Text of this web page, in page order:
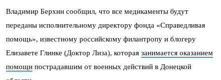
Владимир Берхин сообщил, что все медикаменты будут
переданы исполнительному директору фонда «Справедливая
помощь», известному российскому филантропу и блогеру
Елизавете Глинке (Доктор Лиза), которая занимается оказанием
помощи пострадавшим от военных действий в Донецкой